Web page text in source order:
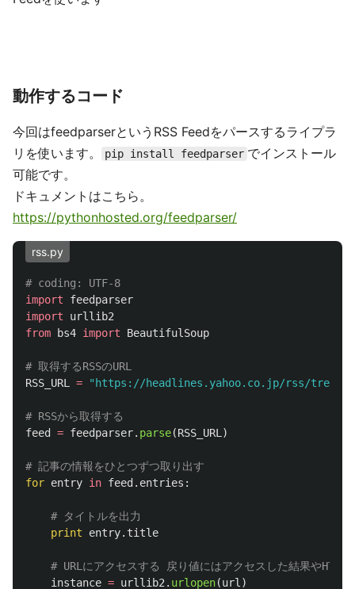
動作するコード
今回はfeedparserというRSS Feedをパースするライプラ
リを使います。
pip install feedparser でインストール
可能です。
ドキュメントはこちら。
https://pythonhosted.org/feedparser/
rss.py
import
feedparser
import
urllib2
from
bs4 import BeautifulSoup
RSS_URL
= " https://headlines.yahoo.co.jp/rss/
feed
= feedparser. parse(RSS_URL )
for entry in feed . entries :
print
entry. title
instance = urllib2 . urlopen(url )